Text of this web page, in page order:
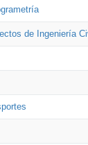
de Ingeniería